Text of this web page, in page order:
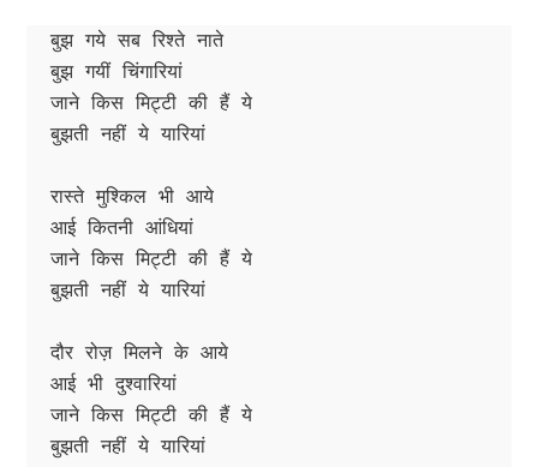
बुझ गये सब रिश्ते नाते
बुझ गयीं चिंगारियां
जाने किस मिट्टी की हैं ये
बुझती नहीं ये यारियां
रास्ते मुश्किल भी आये
आई कितनी आंधियां
जाने किस मिट्टी की हैं ये
बुझती नहीं ये यारियां
दौर रोज़ मिलने के आये
आई भी दुश्वारियां
जाने किस मिट्टी की हैं ये
बुझती नहीं ये यारियां